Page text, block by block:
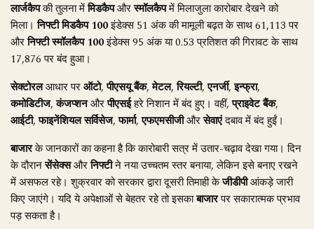
लार्जकैपकी तुलना मेंमिडकैपऔरस्मॉलकैपमें मिलाजुला कारोबार देखने को
मिला।निफ्टी मिडकैप 100इंडेक्स 51 अंक की मामूली बढ़त के साथ 61,113 पर
औरनिफ्टी स्मॉलकैप 100इंडेक्स 95 अंक या 0.53 प्रतिशत की गिरावट के साथ
17,876 पर बंद हुआ।
सेक्टोरलआधार परऑटो,पीएसयू बैंक,मेटल,रियल्टी,एनर्जी,इन्फ्रा,
कमोडिटीज,कंजप्शनऔरपीएसईहरे निशान में बंद हुए। वहीं,प्राइवेट बैंक,
आईटी,फाइनेंशियल सर्विसेज,फार्मा,एफएमसीजीऔरसेवाएंदबाव में बंद हुईं।
बाजारके जानकारों का कहना है कि कारोबारी सत्र में उतार-चढ़ाव देखा गया। दिन
के दौरानसेंसेक्सऔरनिफ्टीने नया उच्चतम स्तर बनाया, लेकिन इसे बनाए रखने
में असफल रहे। शुक्रवार को सरकार द्वारा दूसरी तिमाही केजीडीपीआंकड़े जारी
किए जाएंगे। यदि ये अपेक्षाओं से बेहतर रहे तो इसकाबाजारपर सकारात्मक प्रभाव
पड़ सकता है।